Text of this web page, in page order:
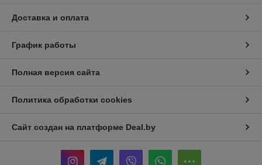
Доставка и оплата
График работы
Полная версия сайта
Политика обработки cookies
Сайт создан на платформе Deal.by